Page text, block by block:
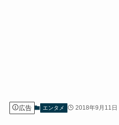
広告 エンタメ 2018年9月11日